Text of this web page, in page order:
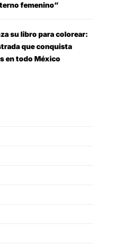
femenino”
su libro para colorear:
que conquista
en todo México